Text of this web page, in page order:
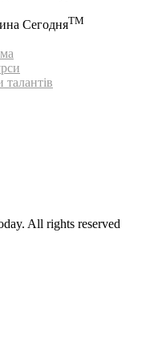
СегодняTM
талантів
All rights reserved